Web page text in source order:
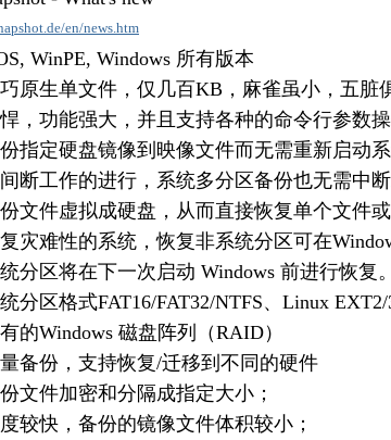
en/news.htm
WinPE, Windows 所有版本
原生单文件，仅几百KB，麻雀虽小，五脏
，功能强大，并且支持各种的命令行参数操
指定硬盘镜像到映像文件而无需重新启动系
断工作的进行，系统多分区备份也无需中断
文件虚拟成硬盘，从而直接恢复单个文件
灾难性的系统，恢复非系统分区可在
分区将在下一次启动 Windows 前进行恢复。
分区格式FAT16/FAT32/NTFS、Linux EXT2/
的Windows 磁盘阵列（RAID）
备份，支持恢复/迁移到不同的硬件
文件加密和分隔成指定大小；
较快，备份的镜像文件体积较小；